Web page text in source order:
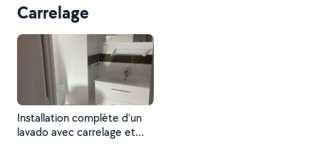
Carrelage
Installation complète d’un
lavado avec carrelage et